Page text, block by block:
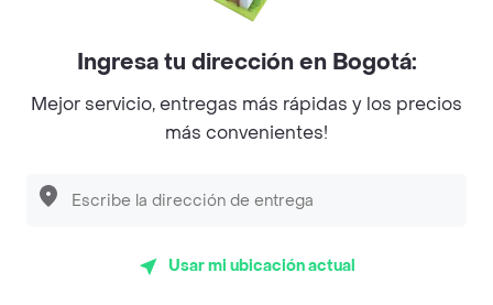
Baskin Robbins
Mercari - Postres
Ingresa tu dirección en Bogotá:
Mejor servicio, entregas más rápidas y los precios
más convenientes!
Usar mi ubicación actual